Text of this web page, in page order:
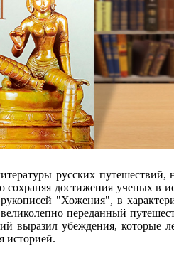
русских
достижения ученых в
"Хожения", в
переданный
выразил убеждения, которые
историей.